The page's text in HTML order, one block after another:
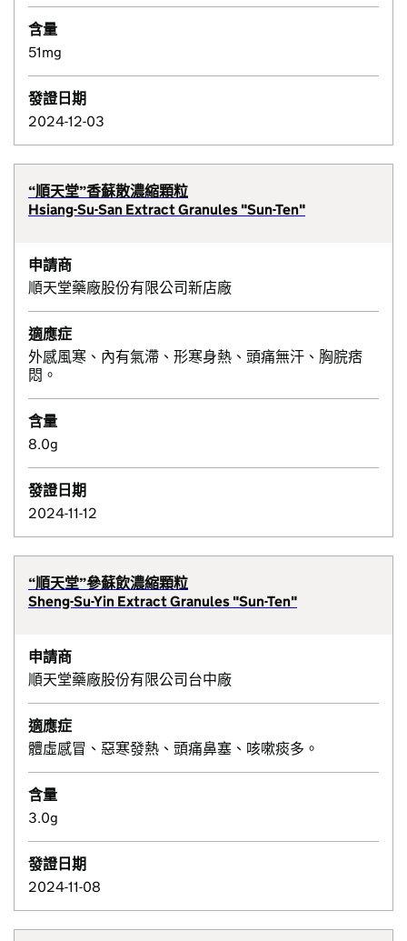
含量
51mg
發證日期
2024-12-03
“順天堂”香蘇散濃縮顆粒
Hsiang-Su-San Extract Granules "Sun-Ten"
申請商
順天堂藥廠股份有限公司新店廠
適應症
外感風寒、內有氣滯、形寒身熱、頭痛無汗、胸脘痞
悶。
含量
8.0g
發證日期
2024-11-12
“順天堂”參蘇飲濃縮顆粒
Sheng-Su-Yin Extract Granules "Sun-Ten"
申請商
順天堂藥廠股份有限公司台中廠
適應症
體虛感冒、惡寒發熱、頭痛鼻塞、咳嗽痰多。
含量
3.0g
發證日期
2024-11-08